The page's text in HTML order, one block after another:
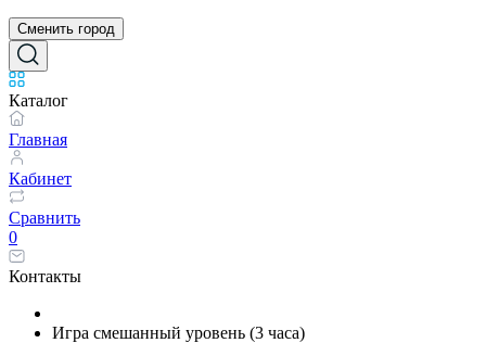
Сменить город
Каталог
Главная
Кабинет
Сравнить
0
Контакты
Игра смешанный уровень (3 часа)